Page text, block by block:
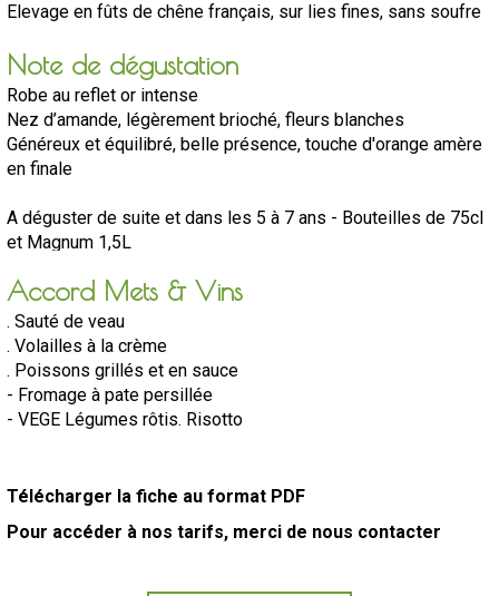
Elevage en fûts de chêne français, sur lies fines, sans soufre
Note de dégustation
Robe au reflet or intense
Nez d’amande, légèrement brioché, fleurs blanches
Généreux et équilibré, belle présence, touche d'orange amère
en finale
A déguster de suite et dans les 5 à 7 ans - Bouteilles de 75cl
et Magnum 1,5L
Température de service : de 10 à 12°
Accord Mets & Vins
. Sauté de veau
. Volailles à la crème
. Poissons grillés et en sauce
- Fromage à pate persillée
- VEGE Légumes rôtis. Risotto
Télécharger la fiche au format PDF
Pour accéder à nos tarifs, merci de nous contacter